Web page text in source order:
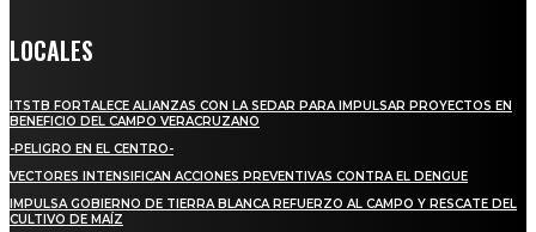
LOCALES
ITSTB FORTALECE ALIANZAS CON LA SEDAR PARA IMPULSAR PROYECTOS EN
BENEFICIO DEL CAMPO VERACRUZANO
-PELIGRO EN EL CENTRO-
VECTORES INTENSIFICAN ACCIONES PREVENTIVAS CONTRA EL DENGUE
IMPULSA GOBIERNO DE TIERRA BLANCA REFUERZO AL CAMPO Y RESCATE DEL
CULTIVO DE MAÍZ